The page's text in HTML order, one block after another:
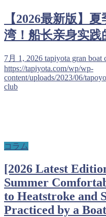
【2026最新版】
湾！船长亲身实践
7月 1, 2026 tapiyota gran boat
https://tapiyota.com/wp/wp-
content/uploads/2023/06/
club
コラム
[2026 Latest
Summer
to Heatstroke and
Practiced by a